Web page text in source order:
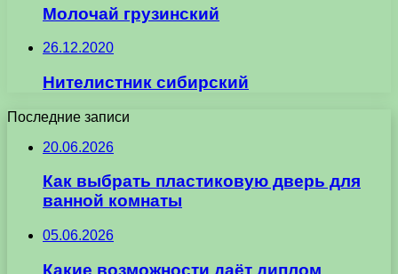
Молочай грузинский
26.12.2020
Нителистник сибирский
Последние записи
20.06.2026
Как выбрать пластиковую дверь для
ванной комнаты
05.06.2026
Какие возможности даёт диплом